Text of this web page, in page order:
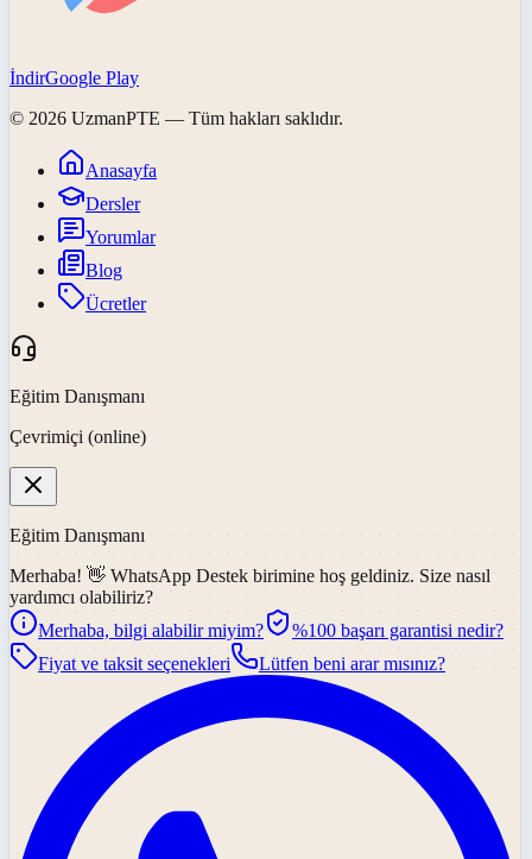
İndirGoogle Play
© 2026 UzmanPTE — Tüm hakları saklıdır.
Anasayfa
Dersler
Yorumlar
Blog
Ücretler
Eğitim Danışmanı
Çevrimiçi (online)
Eğitim Danışmanı
Merhaba! 👋 WhatsApp Destek birimine hoş geldiniz. Size nasıl
yardımcı olabiliriz?
Merhaba, bilgi alabilir miyim?
%100 başarı garantisi nedir?
Fiyat ve taksit seçenekleri
Lütfen beni arar mısınız?